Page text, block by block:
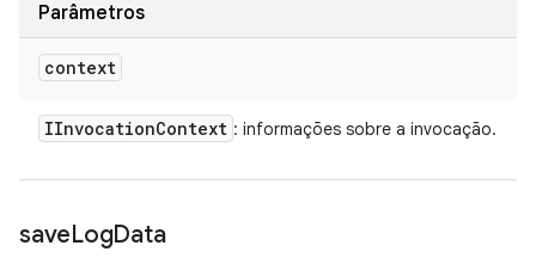
Parâmetros
context
IInvocationContext : informações sobre a invocação.
saveLogData